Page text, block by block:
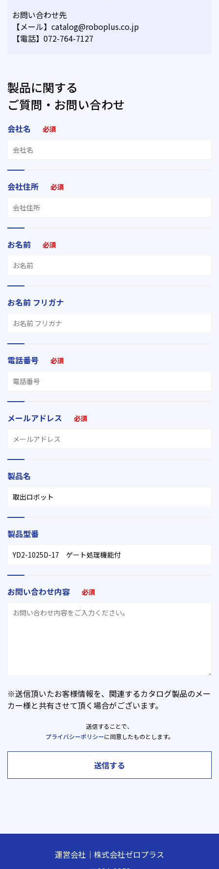
お問い合わせ先
【メール】catalog@roboplus.co.jp
【電話】072-764-7127
製品に関する
ご質問・お問い合わせ
会社名 必須
会社住所 必須
お名前 必須
お名前 フリガナ
電話番号 必須
メールアドレス 必須
製品名
製品型番
お問い合わせ内容 必須
※送信頂いたお客様情報を、関連するカタログ製品のメー
カー様と共有させて頂く場合がございます。
送信することで、
プライバシーポリシーに同意したものとします。
送信する
運営会社｜株式会社ゼロプラス